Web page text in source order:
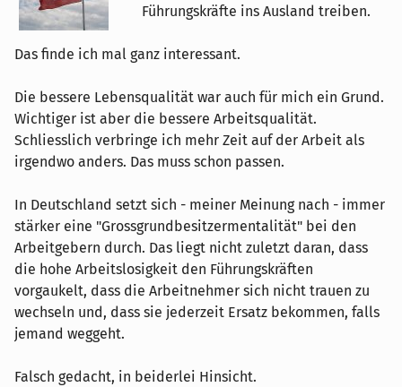
Führungskräfte ins Ausland treiben.
Das finde ich mal ganz interessant.
Die bessere Lebensqualität war auch für mich ein Grund.
Wichtiger ist aber die bessere Arbeitsqualität.
Schliesslich verbringe ich mehr Zeit auf der Arbeit als
irgendwo anders. Das muss schon passen.
In Deutschland setzt sich - meiner Meinung nach - immer
stärker eine "Grossgrundbesitzermentalität" bei den
Arbeitgebern durch. Das liegt nicht zuletzt daran, dass
die hohe Arbeitslosigkeit den Führungskräften
vorgaukelt, dass die Arbeitnehmer sich nicht trauen zu
wechseln und, dass sie jederzeit Ersatz bekommen, falls
jemand weggeht.
Falsch gedacht, in beiderlei Hinsicht.